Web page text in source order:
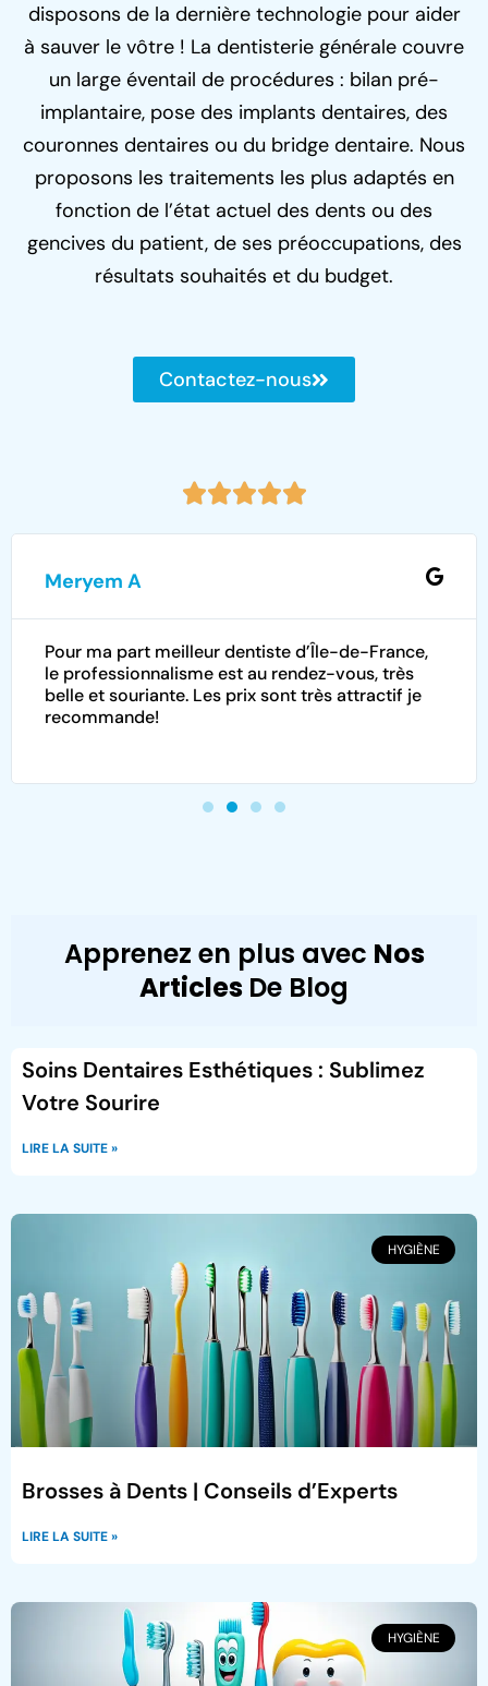
disposons de la dernière technologie pour aider
à sauver le vôtre ! La dentisterie générale couvre
un large éventail de procédures : bilan pré-
implantaire, pose des implants dentaires, des
couronnes dentaires ou du bridge dentaire. Nous
proposons les traitements les plus adaptés en
fonction de l’état actuel des dents ou des
gencives du patient, de ses préoccupations, des
résultats souhaités et du budget.
Contactez-nous
Meryem A
Pour ma part meilleur dentiste d’Île-de-France,
le professionnalisme est au rendez-vous, très
belle et souriante. Les prix sont très attractif je
recommande!
Apprenez en plus avec Nos
Articles De Blog
Soins Dentaires Esthétiques : Sublimez
Votre Sourire
LIRE LA SUITE »
HYGIÈNE
Brosses à Dents | Conseils d’Experts
LIRE LA SUITE »
HYGIÈNE